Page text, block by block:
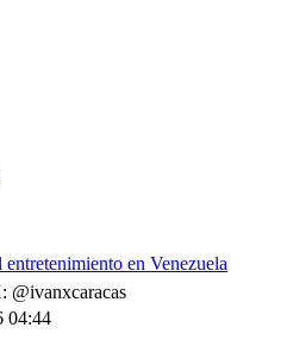
en Venezuela
@ivanxcaracas
04:44